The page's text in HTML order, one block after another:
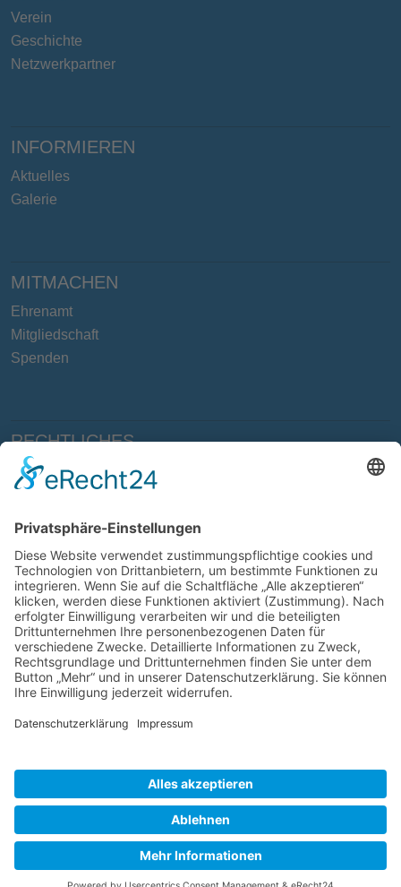
Verein
Geschichte
Netzwerkpartner
INFORMIEREN
Aktuelles
Galerie
MITMACHEN
Ehrenamt
Mitgliedschaft
Spenden
RECHTLICHES
Impressum
Haftungsausschluss
Bildnachweis
Cookie-Einstellungen
© 2021 Lebenshilfe Emden e.V.
Konzeption, Gestaltung und Programmierung:
nordic webdesign
nordic webdesign
© 2021 Lebenshilfe Emden e.V.
Konzeption, Gestaltung und Programmierung:
Deich8 - nordic webdesign